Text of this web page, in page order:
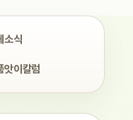
소식
앗이칼럼